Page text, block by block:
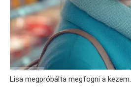
Lisa megpróbálta megfogni a kezem.